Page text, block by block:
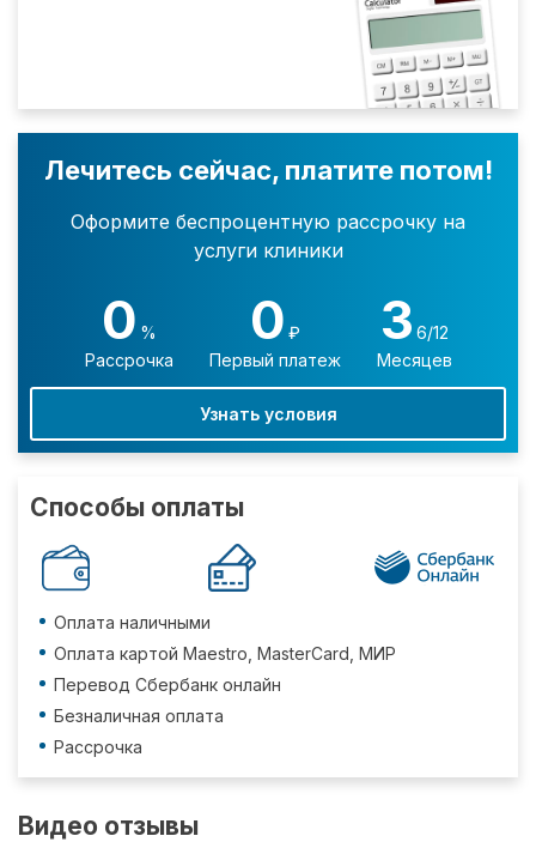
Лечитесь сейчас, платите потом!
Оформите беспроцентную рассрочку на
услуги клиники
0 %
Рассрочка
0 ₽
Первый платеж
3 6/12
Месяцев
Узнать условия
Способы оплаты
Оплата наличными
Оплата картой Maestro, MasterCard, МИР
Перевод Сбербанк онлайн
Безналичная оплата
Рассрочка
Видео отзывы